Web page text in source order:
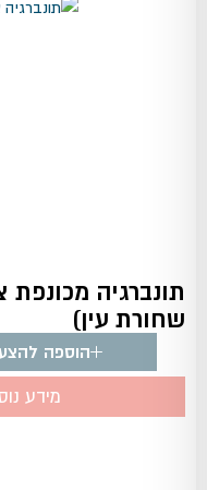
תונברגיה מכונפת
שחורת עין)
הוספה
מידע